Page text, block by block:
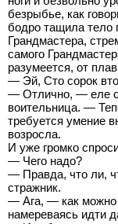
безрыбье, как
бодро тащила тело
Грандмастера,
самого
разумеется, от
— Эй, Сто сорок
— Отлично, — еле
воительница. —
требуется умение
возросла.
И уже громко
— Чего надо?
— Правда, что ли,
стражник.
— Ага, — как можно
намереваясь идти